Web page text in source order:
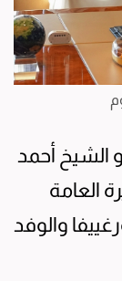
الشيخ أحمد
العامة
والوفد